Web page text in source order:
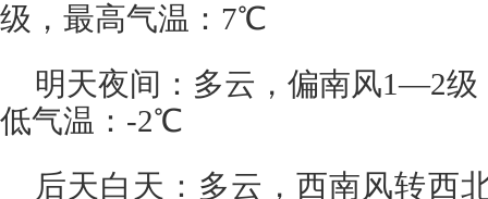
级，最高气温：7℃
明天夜间：多云，偏南风1—2
低气温：-2℃
后天白天：多云，西南风转西